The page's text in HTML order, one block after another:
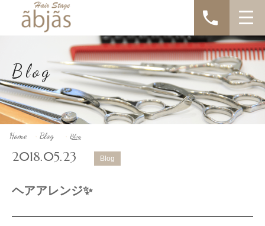
Blog
Home > Blog > Blog
2018.05.23 Blog
ヘアアレンジ✨